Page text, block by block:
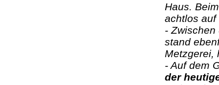
Haus.
achtlos auf
-
stand
Metzgerei,
- Auf dem
der